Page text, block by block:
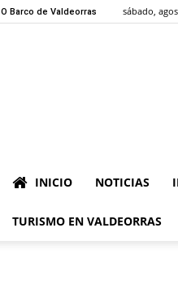
O Barco de Valdeorras sábado,
INICIO NOTICIAS
TURISMO EN VALDEORRAS